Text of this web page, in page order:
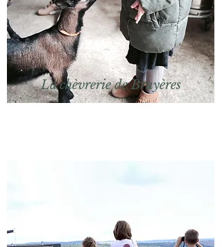
La chèvrerie de Bruyères